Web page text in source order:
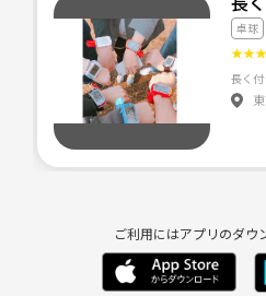
「Instagram」
https://
XBub21t&utm_source=qr
「YouTube」
・山形県村山市の武道館
稀に山形市の武道館や、他の武道館も
ただ稽古を行うだけでなく、人数が
り広く活動をしていきたいと考えてい
ご興味のある方は山形剣道サークル
お待ちしております✨️
卓球
★★
長く
ご利用にはアプリのダウ